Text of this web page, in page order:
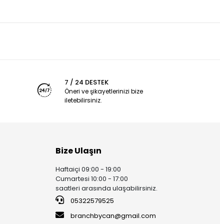
7 / 24 DESTEK
Öneri ve şikayetlerinizi bize
iletebilirsiniz.
Bize Ulaşın
Haftaiçi 09:00 - 19:00
Cumartesi 10:00 - 17:00
saatleri arasında ulaşabilirsiniz.
05322579525
branchbycan@gmail.com